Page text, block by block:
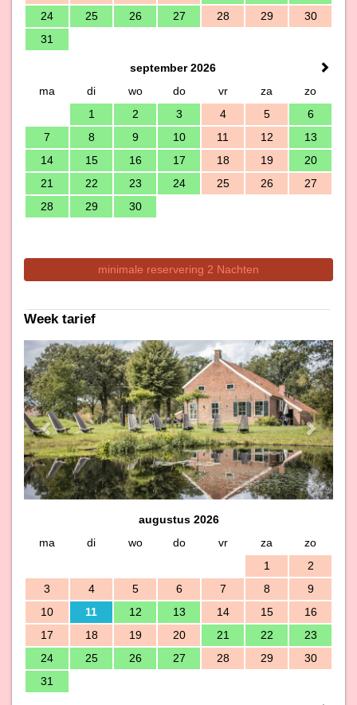
24
25 26 27 28 29
30
31
september 2026
ma
di wo do vr za
zo
1
2 3 4 5
6
7
8 9 10 11 12
13
14
15 16 17 18 19
20
21
22 23 24 25 26
27
28
29 30
minimale reservering 2 Nachten
Week tarief
Previous Next
augustus 2026
ma
di wo do vr za
zo
1
2
3
4 5 6 7 8
9
10
11 12 13 14 15
16
17
18 19 20 21 22
23
24
25 26 27 28 29
30
31